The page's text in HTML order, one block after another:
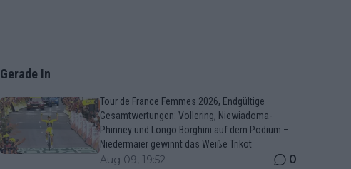
Gerade In
Tour de France Femmes 2026, Endgültige
Gesamtwertungen: Vollering, Niewiadoma-
Phinney und Longo Borghini auf dem Podium –
Niedermaier gewinnt das Weiße Trikot
Aug 09, 19:52 0